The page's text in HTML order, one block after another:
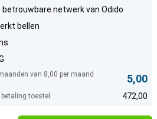
betrouwbare netwerk van Odido
bellen
van 8,00 per maand
5,00
betaling toestel: 472,00